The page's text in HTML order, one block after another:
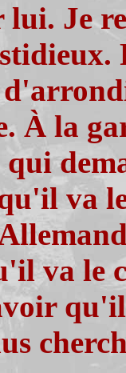
lui. Je
À la
qui
va
va le